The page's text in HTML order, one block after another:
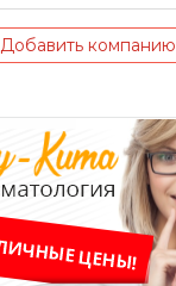
Добавить компанию